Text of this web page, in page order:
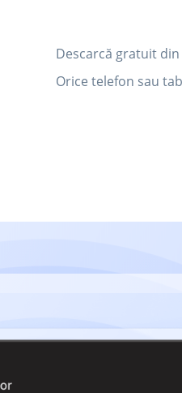
Descarcă gratuit
Orice telefon sau